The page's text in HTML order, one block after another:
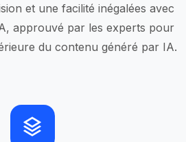
et une facilité inégalées avec
approuvé par les experts pour
du contenu généré par IA.